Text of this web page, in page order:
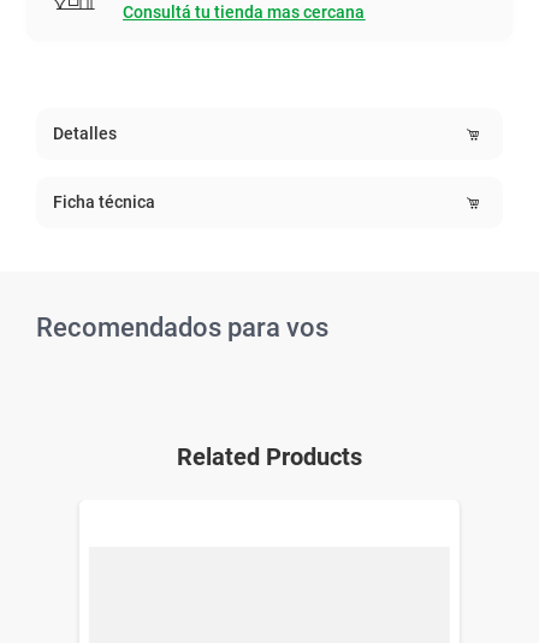
Consultá tu tienda mas cercana
Detalles
Ficha técnica
Recomendados para vos
Related Products